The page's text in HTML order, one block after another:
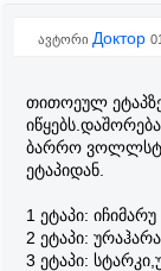
ავტორი Доктор
თითოეულ
ბარრო
ეტაპიდან.
1 ეტაპი: იჩიმარუ
2 ეტაპი:
3 ეტაპი: